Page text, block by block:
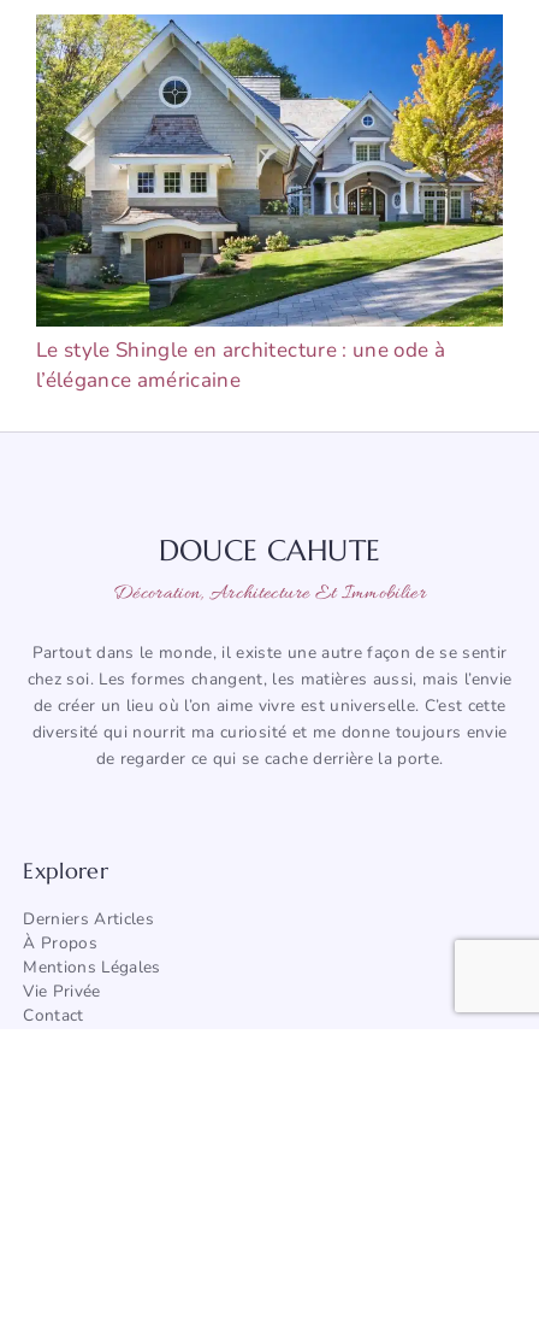
Le style Shingle en architecture : une ode à
l’élégance américaine
DOUCE CAHUTE
Décoration, Architecture Et Immobilier
Partout dans le monde, il existe une autre façon de se sentir
chez soi. Les formes changent, les matières aussi, mais l’envie
de créer un lieu où l’on aime vivre est universelle. C’est cette
diversité qui nourrit ma curiosité et me donne toujours envie
de regarder ce qui se cache derrière la porte.
Explorer
Derniers Articles
À Propos
Mentions Légales
Vie Privée
Contact